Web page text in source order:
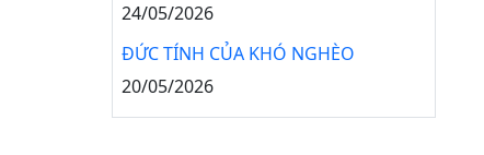
24/05/2026
ĐỨC TÍNH CỦA KHÓ NGHÈO
20/05/2026